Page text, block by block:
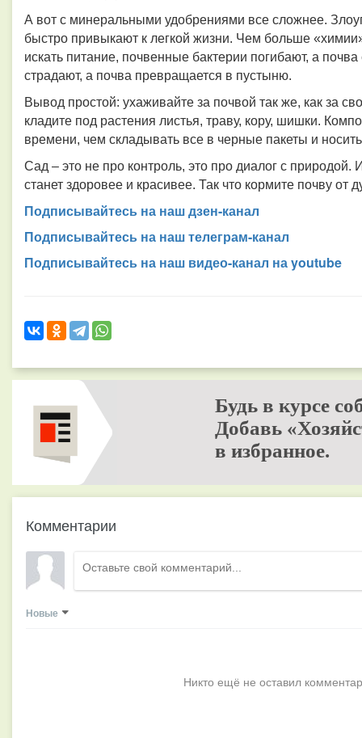
А вот с минеральными удобрениями все сложнее.
быстро привыкают к легкой жизни. Чем больше
искать питание, почвенные бактерии погибают, а
страдают, а почва превращается в пустыню.
Вывод простой: ухаживайте за почвой так же, как за
кладите под растения листья, траву, кору, шишки.
времени, чем складывать все в черные пакеты и
Сад – это не про контроль, это про диалог с
станет здоровее и красивее. Так что кормите почву от
Подписывайтесь на наш дзен-канал
Подписывайтесь на наш телеграм-канал
Подписывайтесь на наш видео-канал на youtube
Будь в курсе
Добавь
в избранное.
Комментарии
Новые
Никто ещё не оставил